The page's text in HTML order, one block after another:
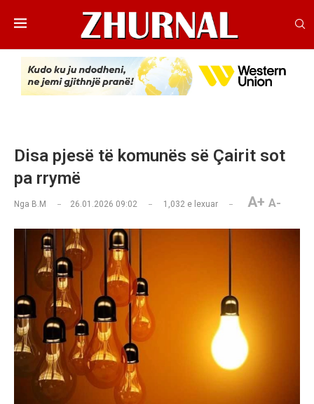
Disa pjesë të komunës së Çairit sot
pa rrymë
Nga B.M 26.01.2026 09:02 1,032 e lexuar A+ A-